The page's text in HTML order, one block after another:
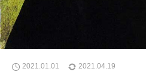
2021.01.01 2021.04.19